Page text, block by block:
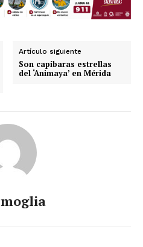
Artículo siguiente
Son capibaras estrellas
del ‘Animaya’ en Mérida